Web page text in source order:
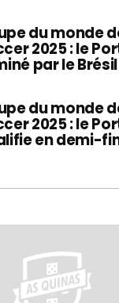
du monde
2025 : le
par le Brésil
du monde
2025 : le
en demi-